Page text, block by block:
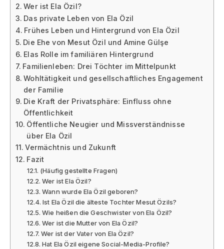
Wer ist Ela Özil?
Das private Leben von Ela Özil
Frühes Leben und Hintergrund von Ela Özil
Die Ehe von Mesut Özil und Amine Gülşe
Elas Rolle im familiären Hintergrund
Familienleben: Drei Töchter im Mittelpunkt
Wohltätigkeit und gesellschaftliches Engagement
der Familie
Die Kraft der Privatsphäre: Einfluss ohne
Öffentlichkeit
Öffentliche Neugier und Missverständnisse
über Ela Özil
Vermächtnis und Zukunft
Fazit
(Häufig gestellte Fragen)
Wer ist Ela Özil?
Wann wurde Ela Özil geboren?
Ist Ela Özil die älteste Tochter Mesut Özils?
Wie heißen die Geschwister von Ela Özil?
Wer ist die Mutter von Ela Özil?
Wer ist der Vater von Ela Özil?
Hat Ela Özil eigene Social-Media-Profile?